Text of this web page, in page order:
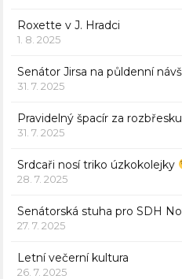
Roxette v J. Hradci
1. 8. 2025
Senátor Jirsa na půldenní
31. 7. 2025
Pravidelný špacír za rozbřesku
31. 7. 2025
Srdcaři nosí triko úzkokolejky
28. 7. 2025
Senátorská stuha pro SDH
27. 7. 2025
Letní večerní kultura
26. 7. 2025